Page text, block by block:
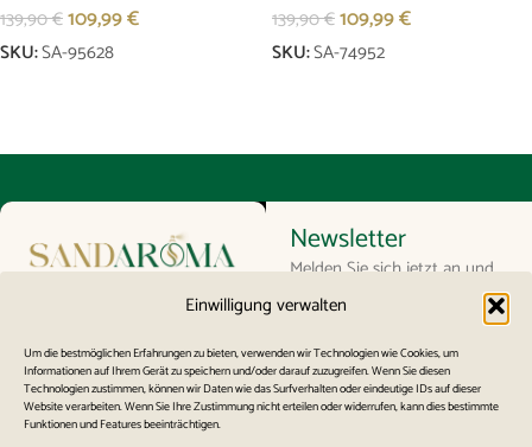
Einwilligung verwalten
Um die bestmöglichen Erfahrungen zu bieten, verwenden wir Technologien wie Cookies, um
Informationen auf Ihrem Gerät zu speichern und/oder darauf zuzugreifen. Wenn Sie diesen
Technologien zustimmen, können wir Daten wie das Surfverhalten oder eindeutige IDs auf dieser
Website verarbeiten. Wenn Sie Ihre Zustimmung nicht erteilen oder widerrufen, kann dies bestimmte
Funktionen und Features beeinträchtigen.
139,90€109,99€
SKU:SA-95628
139,90€109,99€
SKU:SA-74952
offizielle Vertriebspartner
für die renommierten
Marken AOUJ, REEF und
OSMA in Deutschland.
Newsletter
Melden Sie sich jetzt an und
erhalten Sie exklusive
Angebote, Rabattcodes und
Neuigkeiten zu unseren
Düften direkt in Ihr Postfach.